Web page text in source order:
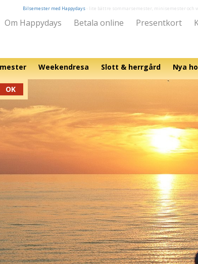
Bilsemester med Happydays - lite bättre sommarsemester, minisemester och
Om Happydays Betala online Presentkort
Weekendresa Slott & herrgård Nya
OK